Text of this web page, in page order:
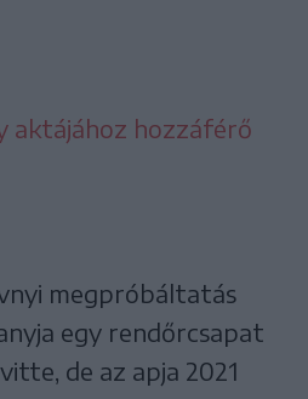
aktájához hozzáférő
megpróbáltatás
egy rendőrcsapat
de az apja 2021